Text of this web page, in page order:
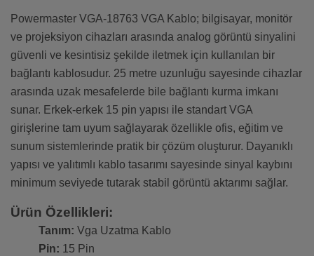
Powermaster VGA-18763 VGA Kablo; bilgisayar, monitör
ve projeksiyon cihazları arasında analog görüntü sinyalini
güvenli ve kesintisiz şekilde iletmek için kullanılan bir
bağlantı kablosudur. 25 metre uzunluğu sayesinde cihazlar
arasında uzak mesafelerde bile bağlantı kurma imkanı
sunar. Erkek-erkek 15 pin yapısı ile standart VGA
girişlerine tam uyum sağlayarak özellikle ofis, eğitim ve
sunum sistemlerinde pratik bir çözüm oluşturur. Dayanıklı
yapısı ve yalıtımlı kablo tasarımı sayesinde sinyal kaybını
minimum seviyede tutarak stabil görüntü aktarımı sağlar.
Ürün Özellikleri:
Tanım: Vga Uzatma Kablo
Pin: 15 Pin